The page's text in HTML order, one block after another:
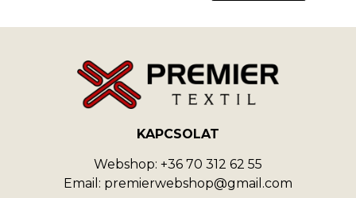
KAPCSOLAT
Webshop: +36 70 312 62 55
Email: premierwebshop@gmail.com